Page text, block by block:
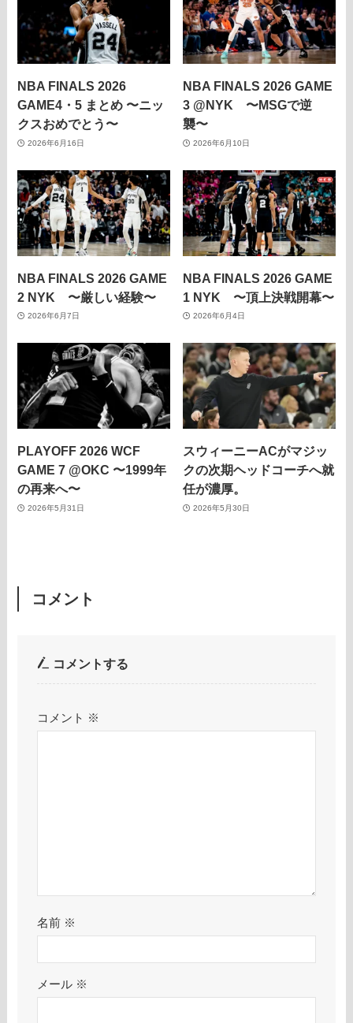
NBA FINALS 2026
GAME4・5 まとめ 〜ニッ
クスおめでとう〜
2026年6月16日
NBA FINALS 2026 GAME
3 @NYK 〜MSGで逆
襲〜
2026年6月10日
NBA FINALS 2026 GAME
2 NYK 〜厳しい経験〜
2026年6月7日
NBA FINALS 2026 GAME
1 NYK 〜頂上決戦開幕〜
2026年6月4日
PLAYOFF 2026 WCF
GAME 7 @OKC 〜1999年
の再来へ〜
2026年5月31日
スウィーニーACがマジッ
クの次期ヘッドコーチへ就
任が濃厚。
2026年5月30日
コメント
コメントする
コメント ※
名前 ※
メール ※